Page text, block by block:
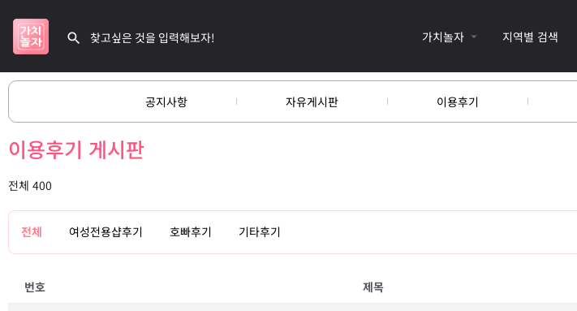
가치놀자 지역별 검색
공지사항 자유게시판 이용후기
이용후기 게시판
전체 400
전체 여성전용샵후기 호빠후기 기타후기
번호 제목